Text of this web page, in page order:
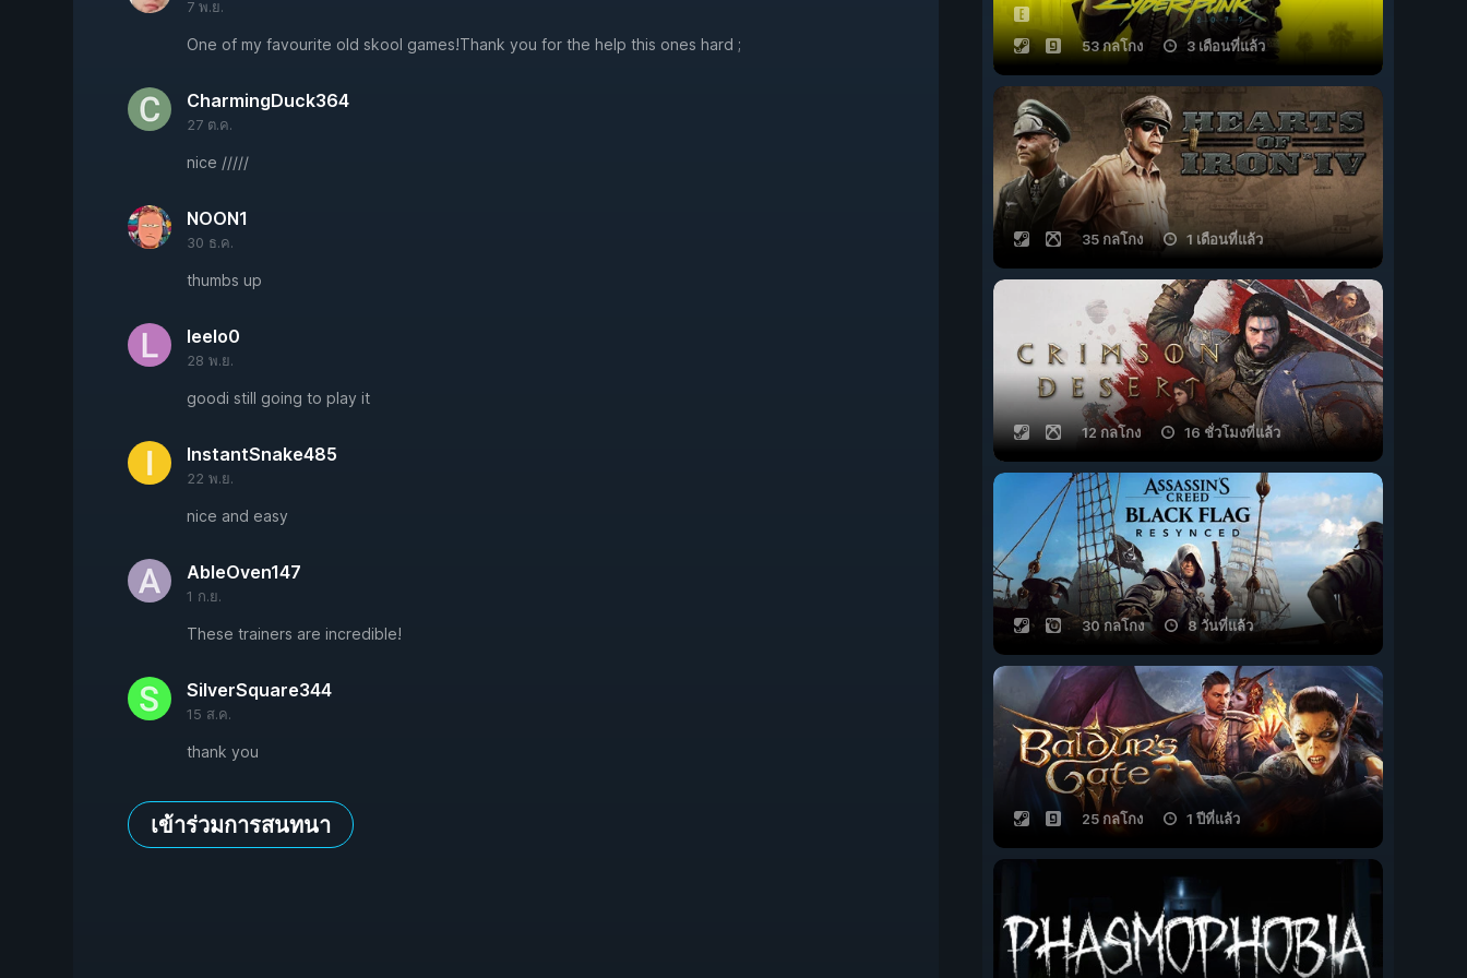
7 พ.ย.
One of my favourite old skool games!Thank you for the help this ones hard ;
CharmingDuck364
27 ต.ค.
nice /////
NOON1
30 ธ.ค.
thumbs up
leelo0
28 พ.ย.
goodi still going to play it
InstantSnake485
22 พ.ย.
nice and easy
AbleOven147
1 ก.ย.
These trainers are incredible!
SilverSquare344
15 ส.ค.
thank you
เข้าร่วมการสนทนา
53 กลโกง 3 เดือนที่แล้ว
35 กลโกง 1 เดือนที่แล้ว
12 กลโกง 16 ชั่วโมงที่แล้ว
30 กลโกง 8 วันที่แล้ว
25 กลโกง 1 ปีที่แล้ว